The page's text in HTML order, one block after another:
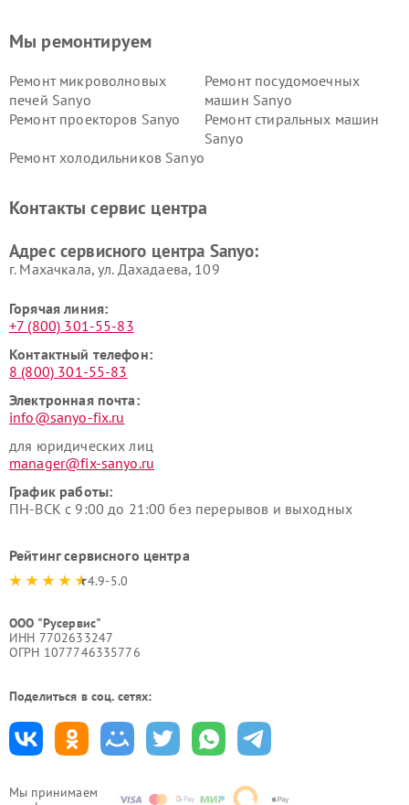
Мы принимаем
Мы ремонтируем
Ремонт микроволновых
печей Sanyo
Ремонт посудомоечных
машин Sanyo
Ремонт проекторов Sanyo
Ремонт стиральных машин
Sanyo
Ремонт холодильников Sanyo
Контакты сервис центра
Адрес сервисного центра Sanyo:
г. Махачкала, ул. Дахадаева, 109
Горячая линия:
+7 (800) 301-55-83
Контактный телефон:
8 (800) 301-55-83
Электронная почта:
info@sanyo-fix.ru
для юридических лиц
manager@fix-sanyo.ru
График работы:
ПН-ВСК с 9:00 до 21:00 без перерывов и выходных
Рейтинг сервисного центра
4.9-5.0
ООО "Русервис"
ИНН 7702633247
ОГРН 1077746335776
Поделиться в соц. сетях: